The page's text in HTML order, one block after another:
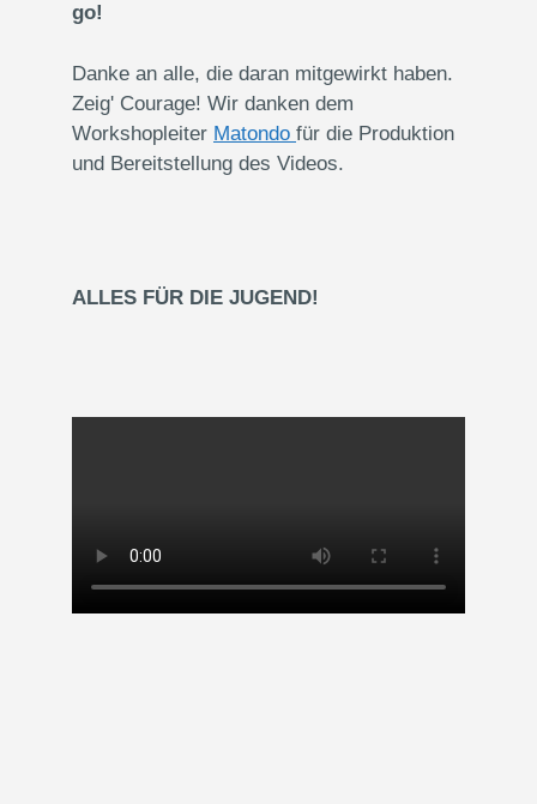
go!
Danke an alle, die daran mitgewirkt haben.
Zeig' Courage! Wir danken dem
Workshopleiter Matondo für die Produktion
und Bereitstellung des Videos.
ALLES FÜR DIE JUGEND!